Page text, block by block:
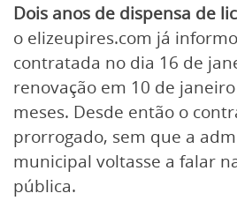
Dois anos de dispensa de
o elizeupires.com já
contratada no dia 16 de
renovação em 10 de
meses. Desde então o
prorrogado, sem que a
municipal voltasse a falar
pública.